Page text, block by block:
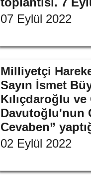
07 Eylül 2022
Milliyetçi
Sayın İsmet
Kılıçdaroğlu
Davutoğlu'nun
Cevaben”
02 Eylül 2022